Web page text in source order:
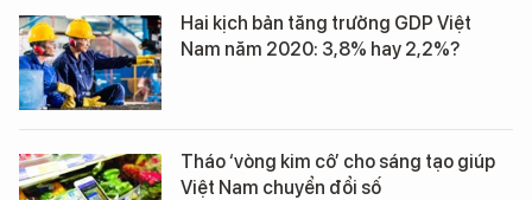
Hai kịch bản tăng trưởng GDP Việt
Nam năm 2020: 3,8% hay 2,2%?
Tháo ‘vòng kim cô’ cho sáng tạo giúp
Việt Nam chuyển đổi số